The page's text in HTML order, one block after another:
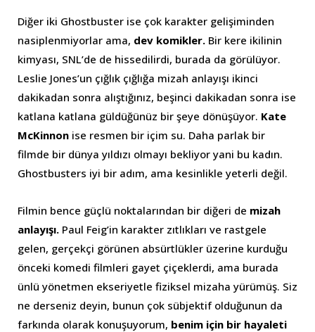
Diğer iki Ghostbuster ise çok karakter gelişiminden
nasiplenmiyorlar ama, dev komikler. Bir kere ikilinin
kimyası, SNL’de de hissedilirdi, burada da görülüyor.
Leslie Jones’un çığlık çığlığa mizah anlayışı ikinci
dakikadan sonra alıştığınız, beşinci dakikadan sonra ise
katlana katlana güldüğünüz bir şeye dönüşüyor. Kate
McKinnon ise resmen bir içim su. Daha parlak bir
filmde bir dünya yıldızı olmayı bekliyor yani bu kadın.
Ghostbusters iyi bir adım, ama kesinlikle yeterli değil.
Filmin bence güçlü noktalarından bir diğeri de mizah
anlayışı. Paul Feig’in karakter zıtlıkları ve rastgele
gelen, gerçekçi görünen absürtlükler üzerine kurduğu
önceki komedi filmleri gayet çiçeklerdi, ama burada
ünlü yönetmen ekseriyetle fiziksel mizaha yürümüş. Siz
ne derseniz deyin, bunun çok sübjektif olduğunun da
farkında olarak konuşuyorum, benim için bir hayaleti